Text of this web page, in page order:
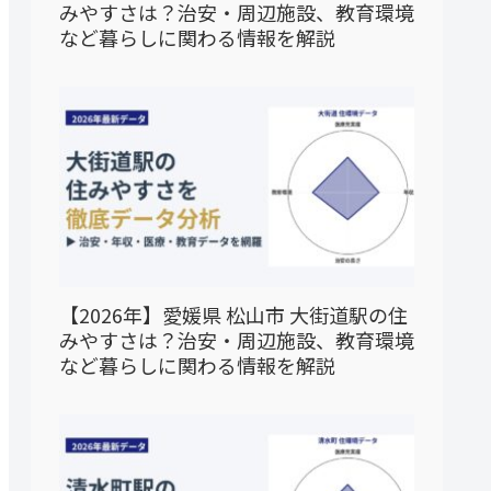
みやすさは？治安・周辺施設、教育環境
など暮らしに関わる情報を解説
【2026年】愛媛県 松山市 大街道駅の住
みやすさは？治安・周辺施設、教育環境
など暮らしに関わる情報を解説